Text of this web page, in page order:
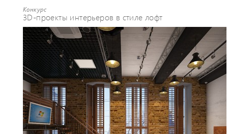
Конкурс
3D-проекты интерьеров в стиле лофт